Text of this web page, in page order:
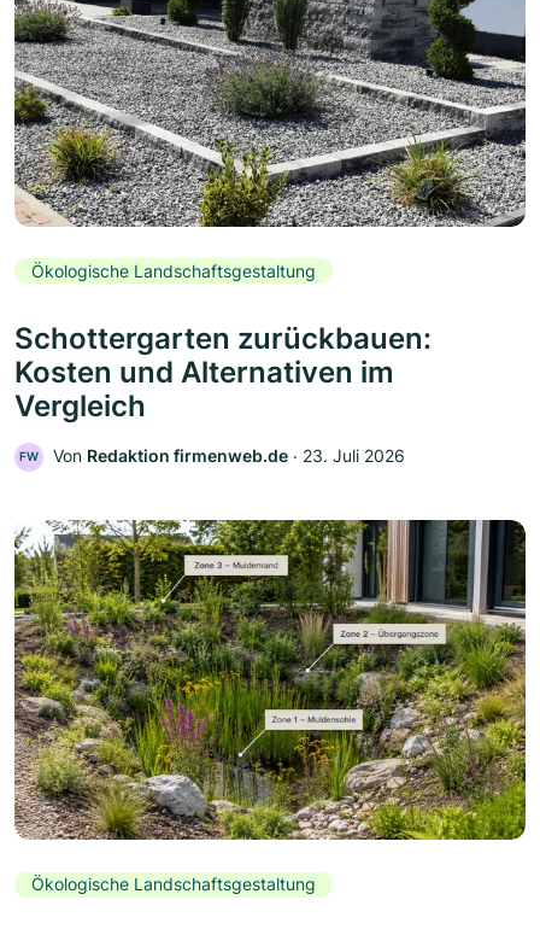
Ökologische Landschaftsgestaltung
Schottergarten zurückbauen:
Kosten und Alternativen im
Vergleich
FW Von Redaktion firmenweb.de ‧ 23. Juli 2026
Ökologische Landschaftsgestaltung